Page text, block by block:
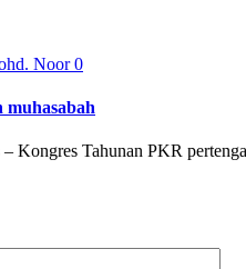
Noor0
muhasabah
Kongres Tahunan PKR